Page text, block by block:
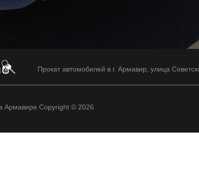
Прокат автомобилей в г. Армавир, улица
Армавире Copyright © 2026